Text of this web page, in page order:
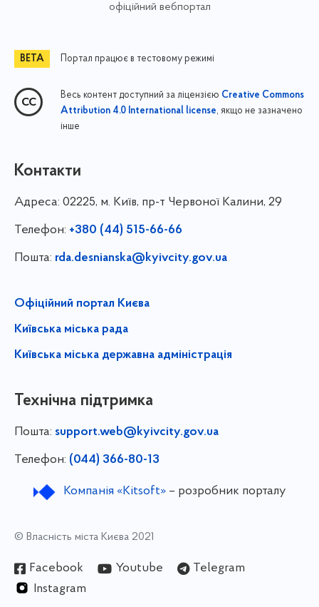
офіційний вебпортал
Портал працює в тестовому режимі
Весь контент доступний за ліцензією Creative Commons
Attribution 4.0 International license, якщо не зазначено
інше
Контакти
Адреса: 02225, м. Київ, пр-т Червоної Калини, 29
Телефон: +380 (44) 515-66-66
Пошта: rda.desnianska@kyivcity.gov.ua
Офіційний портал Києва
Київська міська рада
Київська міська державна адміністрація
Технічна підтримка
Пошта: support.web@kyivcity.gov.ua
Телефон: (044) 366-80-13
Компанія «Kitsoft»– розробник порталу
© Власність міста Києва 2021
Facebook Youtube
Telegram
Instagram